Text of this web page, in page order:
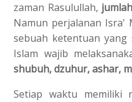
zaman Rasulullah,
Namun perjalanan Isra'
sebuah ketentuan
Islam wajib
shubuh, dzuhur, ashar,
Setiap waktu memiliki